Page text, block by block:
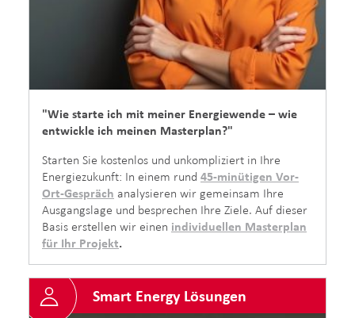
"Wie starte ich mit meiner Energiewende – wie
entwickle ich meinen Masterplan?"
Starten Sie kostenlos und unkompliziert in Ihre
Energiezukunft: In einem rund 45-minütigen Vor-
Ort-Gespräch analysieren wir gemeinsam Ihre
Ausgangslage und besprechen Ihre Ziele. Auf dieser
Basis erstellen wir einen individuellen Masterplan
für Ihr Projekt.
Smart Energy Lösungen